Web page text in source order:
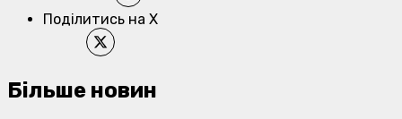
Поділитись на X
Більше новин